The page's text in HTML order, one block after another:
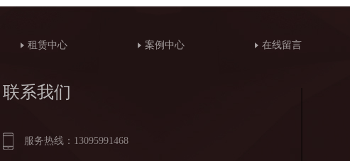
租赁中心 案例中心 在线留言
联系我们
服务热线：13095991468